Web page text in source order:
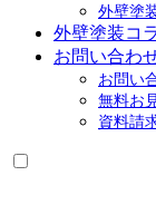
外壁塗
外壁塗装コ
お問い合わ
お問い
無料お
資料請